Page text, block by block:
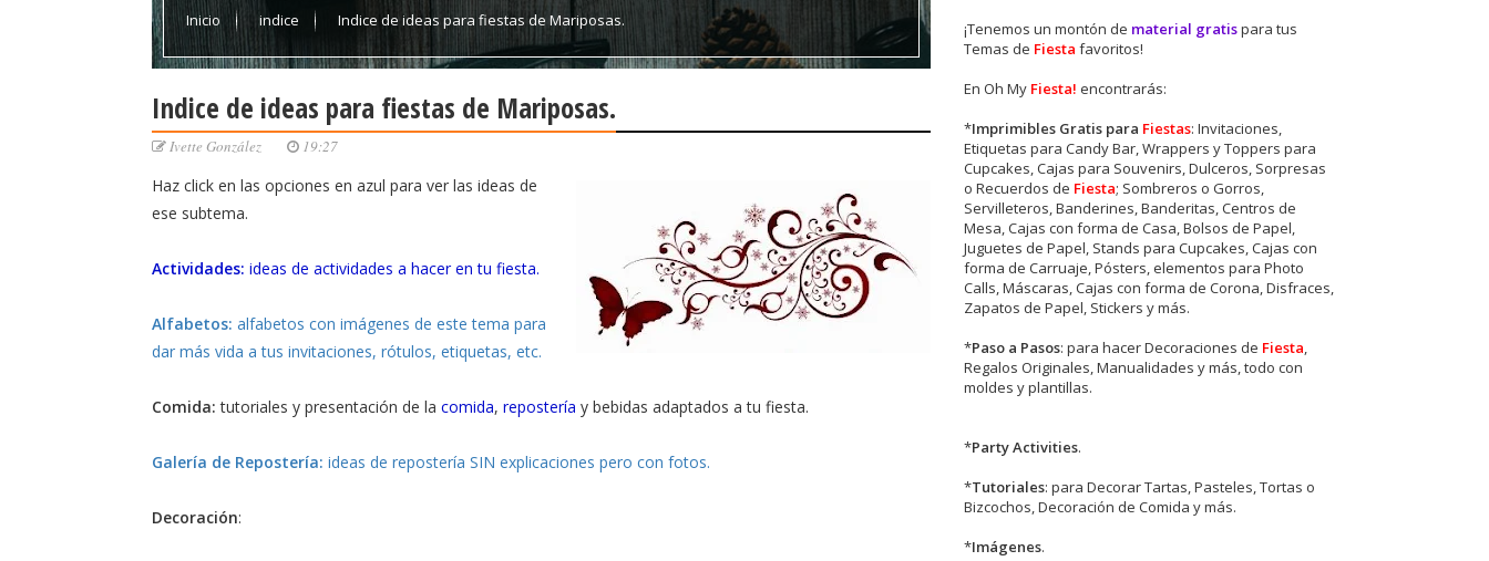
Inicio indice Indice de ideas para fiestas de Mariposas.
Indice de ideas para fiestas de Mariposas.
Ivette González 19:27
Haz click en las opciones en azul para ver las ideas de
ese subtema.
Actividades: ideas de actividades a hacer en tu fiesta.
Alfabetos: alfabetos con imágenes de este tema para
dar más vida a tus invitaciones, rótulos, etiquetas, etc.
Comida: tutoriales y presentación de la comida, repostería y bebidas adaptados a tu fiesta.
Galería de Repostería: ideas de repostería SIN explicaciones pero con fotos.
Decoración:
¡Tenemos un montón de material gratispara tus
Temas de Fiestafavoritos!
En Oh My Fiesta!encontrarás:
*Imprimibles Gratis para Fiestas: Invitaciones,
Etiquetas para Candy Bar, Wrappers y Toppers para
Cupcakes, Cajas para Souvenirs, Dulceros, Sorpresas
o Recuerdos de Fiesta; Sombreros o Gorros,
Servilleteros, Banderines, Banderitas, Centros de
Mesa, Cajas con forma de Casa, Bolsos de Papel,
Juguetes de Papel, Stands para Cupcakes, Cajas con
forma de Carruaje, Pósters, elementos para Photo
Calls, Máscaras, Cajas con forma de Corona, Disfraces,
Zapatos de Papel, Stickers y más.
*Paso a Pasos: para hacer Decoraciones de Fiesta,
Regalos Originales, Manualidades y más, todo con
moldes y plantillas.
*Party Activities.
*Tutoriales: para Decorar Tartas, Pasteles, Tortas o
Bizcochos, Decoración de Comida y más.
*Imágenes.